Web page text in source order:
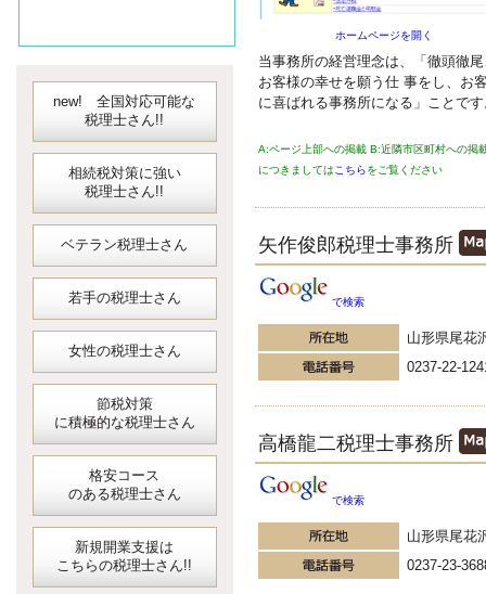
new! 全国対応可能な
税理士さん!!
相続税対策に強い
税理士さん!!
ベテラン税理士さん
若手の税理士さん
女性の税理士さん
節税対策
に積極的な税理士さん
格安コース
のある税理士さん
新規開業支援は
こちらの税理士さん!!
ホームページを開く
当事務所の経営理念は、「徹頭徹
お客様の幸せを願う仕 事をし、お
に喜ばれる事務所になる」ことで
A:ページ上部への掲載 B:近隣市区町村への掲
につきましては こちらをご覧ください
矢作俊郎税理士事務所
で検索
山形県尾花
0237-22-
高橋龍二税理士事務所
で検索
山形県尾花
0237-23-